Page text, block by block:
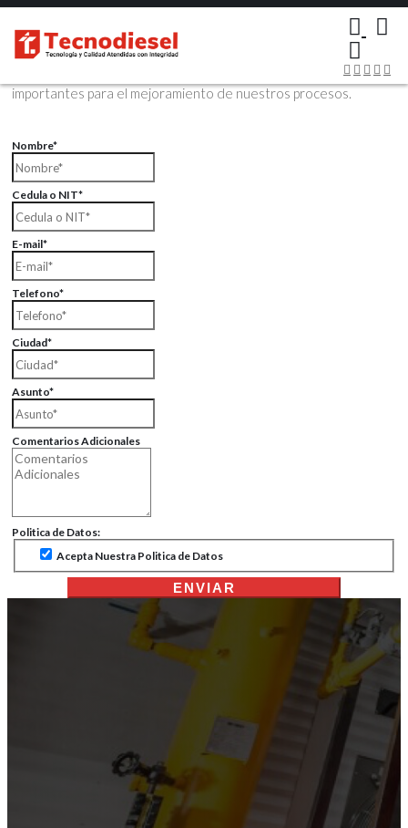
Contáctenos Vía Email
Envíenos sus datos con sus comentarios, sus opiniones son muy
importantes para el mejoramiento de nuestros procesos.
Nombre*
Cedula o NIT*
E-mail*
Telefono*
Ciudad*
Asunto*
Comentarios Adicionales
Politica de Datos:
Acepta Nuestra Politica de Datos
ENVIAR